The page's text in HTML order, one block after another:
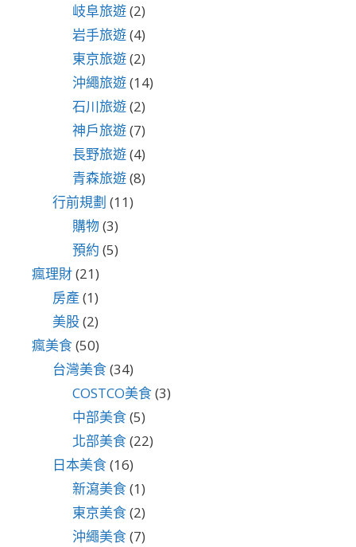
岐阜旅遊(2)
岩手旅遊(4)
東京旅遊(2)
沖繩旅遊(14)
石川旅遊(2)
神戶旅遊(7)
長野旅遊(4)
青森旅遊(8)
行前規劃 (11)
購物(3)
預約 (5)
瘋理財(21)
房產 (1)
美股(2)
瘋美食(50)
台灣美食(34)
COSTCO美食(3)
中部美食(5)
北部美食(22)
日本美食(16)
新瀉美食(1)
東京美食(2)
沖繩美食(7)